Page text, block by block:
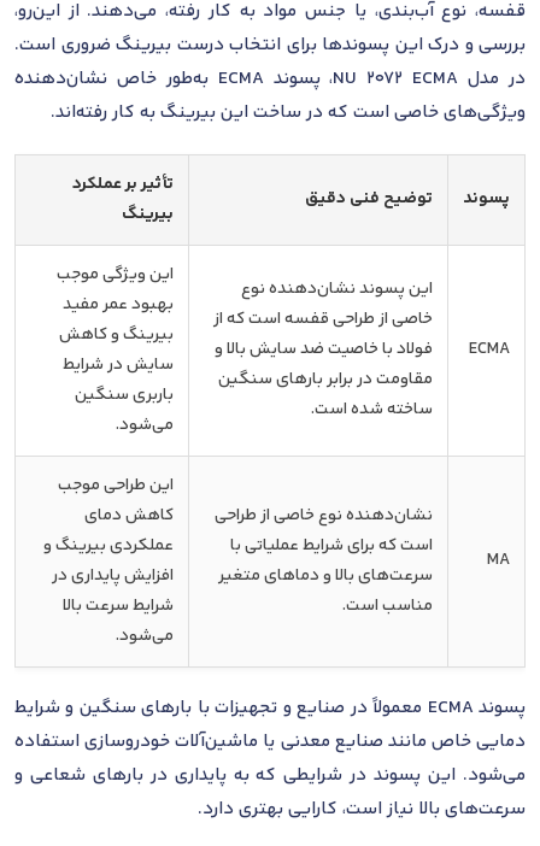
قفسه، نوع آب‌بندی، یا جنس مواد به کار رفته، می‌دهند. از این‌رو،
بررسی و درک این پسوندها برای انتخاب درست بیرینگ ضروری است.
در مدل NU 2072 ECMA، پسوند ECMA به‌طور خاص نشان‌دهنده
ویژگی‌های خاصی است که در ساخت این بیرینگ به کار رفته‌اند.
پسوند توضیح فنی دقیق
تأثیر بر عملکرد
بیرینگ
ECMA
این پسوند نشان‌دهنده نوع
خاصی از طراحی قفسه است که از
فولاد با خاصیت ضد سایش بالا و
مقاومت در برابر بارهای سنگین
ساخته شده است.
این ویژگی موجب
بهبود عمر مفید
بیرینگ و کاهش
سایش در شرایط
باربری سنگین
می‌شود.
MA
نشان‌دهنده نوع خاصی از طراحی
است که برای شرایط عملیاتی با
سرعت‌های بالا و دماهای متغیر
مناسب است.
این طراحی موجب
کاهش دمای
عملکردی بیرینگ و
افزایش پایداری در
شرایط سرعت بالا
می‌شود.
پسوند ECMA معمولاً در صنایع و تجهیزات با بارهای سنگین و شرایط
دمایی خاص مانند صنایع معدنی یا ماشین‌آلات خودروسازی استفاده
می‌شود. این پسوند در شرایطی که به پایداری در بارهای شعاعی و
سرعت‌های بالا نیاز است، کارایی بهتری دارد.